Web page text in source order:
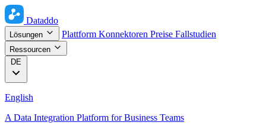
Dataddo
Lösungen Plattform Konnektoren Preise Fallstudien
Ressourcen
DE
English
A Data Integration Platform for Business Teams